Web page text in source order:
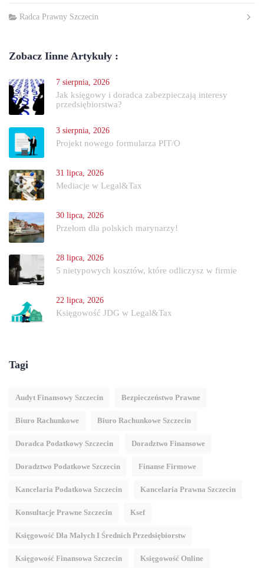
Radca Prawny Szczecin
Zobacz Iinne Artykuły :
7 sierpnia, 2026
Jak księgowy i doradca zabezpieczają interesy
przedsiębiorstwa?
3 sierpnia, 2026
Projekt nowego formularza PIT/O
31 lipca, 2026
Mediacje w Legal&Tax
30 lipca, 2026
Przełom dla polskich marynarzy!
28 lipca, 2026
5 nietypowych kosztów, które odliczysz w firmie
22 lipca, 2026
Księgowość JDG w Legal&Tax
Tagi
Audyt Finansowy Szczecin Bezpieczeństwo Prawne
Biuro Rachunkowe Biuro Rachunkowe Szczecin
Doradca Podatkowy Szczecin Doradztwo Finansowe
Doradztwo Podatkowe Szczecin Finanse Firmowe
Kancelaria Podatkowa Szczecin Kancelaria Prawna Szczecin
Konsultacje Prawne Szczecin Ksef
Księgowość Dla Małych I Średnich Przedsiębiorstw
Księgowość Finansowa Szczecin Księgowość Online